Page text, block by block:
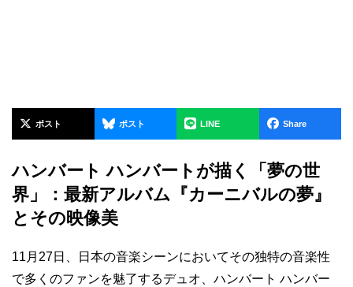
ポスト ポスト LINE Share
ハンバート ハンバートが描く「夢の世
界」：最新アルバム『カーニバルの夢』
とその映像美
11月27日、日本の音楽シーンにおいてその独特の音楽性
で多くのファンを魅了するデュオ、ハンバート ハンバー